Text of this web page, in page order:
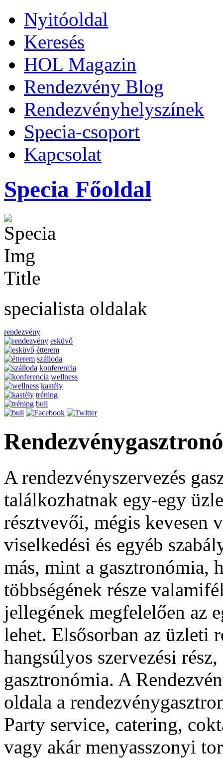
Nyitóoldal
Keresés
HOL Magazin
Rendezvény Blog
Rendezvényhelyszínek
Specia-csoport
Kapcsolat
Specia Főoldal
specialista oldalak
rendezvény
esküvő
étterem
szálloda
konferencia
wellness
kastély
tréning
buli
A rendezvényszervezés
találkozhatnak egy-egy
résztvevői, mégis kevesen
viselkedési és egyéb
más, mint a gasztronómia,
többségének része
jellegének megfelelően az
lehet. Elsősorban az üzleti
hangsúlyos szervezési
gasztronómia. A
oldala a
Party service, catering,
vagy akár menyasszonyi